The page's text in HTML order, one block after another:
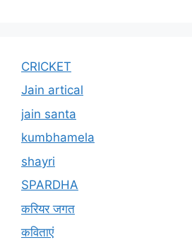
CRICKET
Jain artical
jain santa
kumbhamela
shayri
SPARDHA
करियर जगत
कविताएं